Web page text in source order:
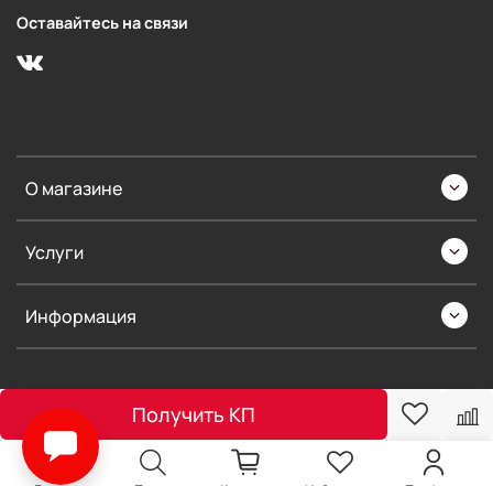
Получить КП
О магазине
Услуги
Информация
Оставайтесь на связи